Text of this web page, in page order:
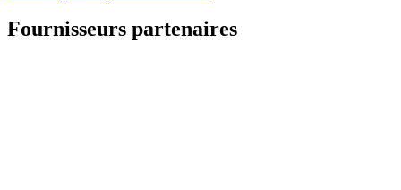
Fournisseurs partenaires